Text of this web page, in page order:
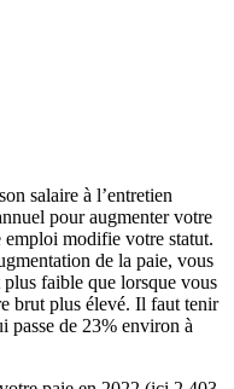
salaire à l’entretien
pour augmenter votre
emploi modifie votre statut.
de la paie, vous
faible que lorsque vous
brut plus élevé. Il faut tenir
passe de 23% environ à